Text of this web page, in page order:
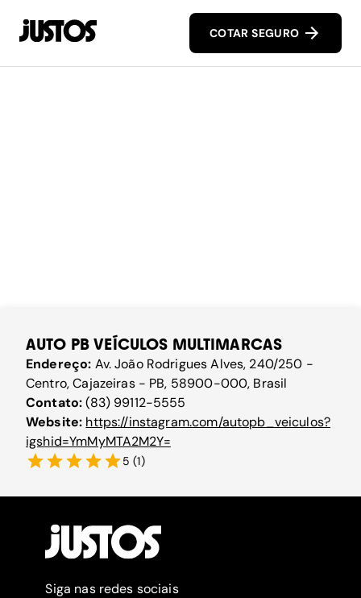
COTAR SEGURO
AUTO PB VEÍCULOS MULTIMARCAS
Endereço: Av. João Rodrigues Alves, 240/250 -
Centro, Cajazeiras - PB, 58900-000, Brasil
Contato:(83) 99112-5555
Website: https://instagram.com/autopb_veiculos?
igshid=YmMyMTA2M2Y=
5 (1)
Siga nas redes sociais